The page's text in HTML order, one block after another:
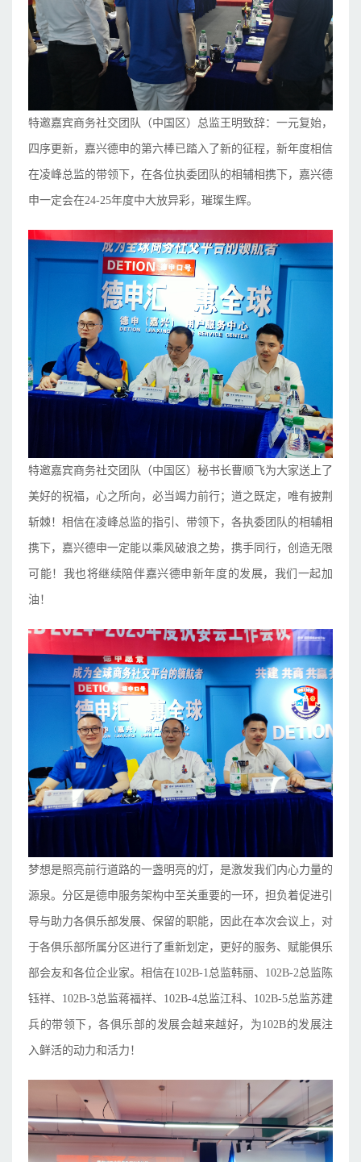
特邀嘉宾商务社交团队（中国区）总监王明致辞：一元复始，
四序更新，嘉兴德申的第六棒已踏入了新的征程，新年度相信
在凌峰总监的带领下，在各位执委团队的相辅相携下，嘉兴德
申一定会在24-25年度中大放异彩，璀璨生辉。
特邀嘉宾商务社交团队（中国区）秘书长曹顺飞为大家送上了
美好的祝福，心之所向，必当竭力前行；道之既定，唯有披荆
斩棘！相信在凌峰总监的指引、带领下，各执委团队的相辅相
携下，嘉兴德申一定能以乘风破浪之势，携手同行，创造无限
可能！我也将继续陪伴嘉兴德申新年度的发展，我们一起加
油！
梦想是照亮前行道路的一盏明亮的灯，是激发我们内心力量的
源泉。分区是德申服务架构中至关重要的一环，担负着促进引
导与助力各俱乐部发展、保留的职能，因此在本次会议上，对
于各俱乐部所属分区进行了重新划定，更好的服务、赋能俱乐
部会友和各位企业家。相信在102B-1总监韩丽、102B-2总监陈
钰祥、102B-3总监蒋福祥、102B-4总监江科、102B-5总监苏建
兵的带领下，各俱乐部的发展会越来越好，为102B的发展注
入鲜活的动力和活力！